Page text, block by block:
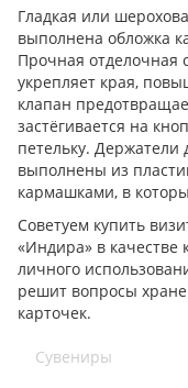
Гладкая или
выполнена обложка
Прочная отделочная
укрепляет края,
клапан
застёгивается на
петельку.
выполнены из
кармашками, в
Советуем купить
«Индира» в качестве
личного
решит вопросы
карточек.
Сувениры